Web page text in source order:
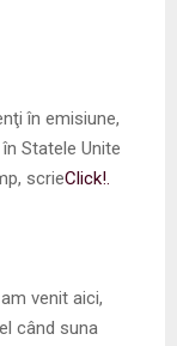
în emisiune,
Statele Unite
scrieClick!.
venit aici,
când suna